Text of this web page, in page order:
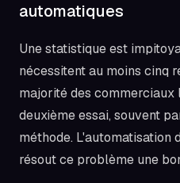
automatiques
Une statistique est
nécessitent au moins cinq
majorité des
deuxième essai, souvent
méthode. L'automatisation
résout ce problème une